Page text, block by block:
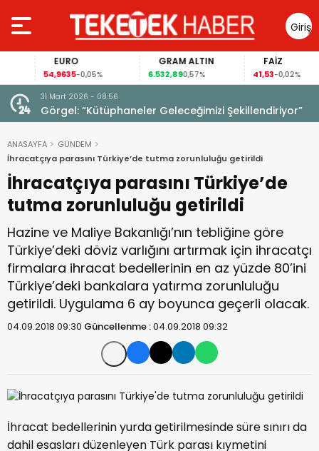
Giriş
Yap
EURO
54,9635-0,05%
GRAM ALTIN
6.532,890,57%
FAİZ
41,53-0,02%
31 Mart 2026 - 08:56
Görgel: “Kütüphaneler Geleceğimizi Şekillendiriyor”
ANASAYFA
GÜNDEM
İhracatçıya parasını Türkiye’de tutma zorunluluğu getirildi
İhracatçıya parasını Türkiye’de
tutma zorunluluğu getirildi
Hazine ve Maliye Bakanlığı’nın tebliğine göre
Türkiye’deki döviz varlığını artırmak için ihracatçı
firmalara ihracat bedellerinin en az yüzde 80’ini
Türkiye’deki bankalara yatırma zorunluluğu
getirildi. Uygulama 6 ay boyunca geçerli olacak.
04.09.2018 09:30 Güncellenme :04.09.2018 09:32
İhracat bedellerinin yurda getirilmesinde süre sınırı da
dahil esasları düzenleyen Türk parası kıymetini